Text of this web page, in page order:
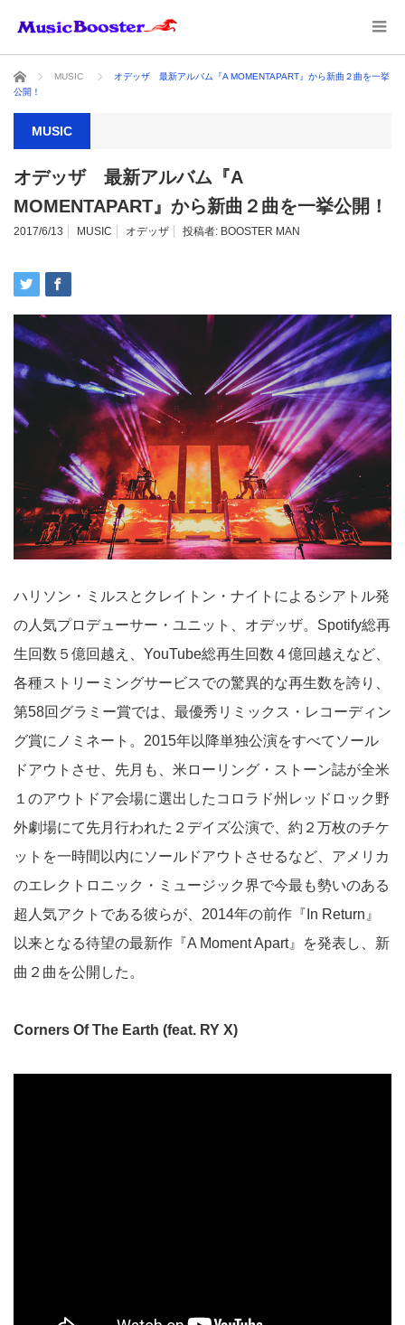
ホーム MUSIC
オデッザ 最新アルバム『A MOMENTAPART』から新曲２曲を一挙
公開！
MUSIC
オデッザ 最新アルバム『A
MOMENTAPART』から新曲２曲を一挙公開！
2017/6/13 MUSIC オデッザ 投稿者: BOOSTER MAN
ハリソン・ミルスとクレイトン・ナイトによるシアトル発
の人気プロデューサー・ユニット、オデッザ。Spotify総再
生回数５億回越え、YouTube総再生回数４億回越えなど、
各種ストリーミングサービスでの驚異的な再生数を誇り、
第58回グラミー賞では、最優秀リミックス・レコーディン
グ賞にノミネート。2015年以降単独公演をすべてソール
ドアウトさせ、先月も、米ローリング・ストーン誌が全米
１のアウトドア会場に選出したコロラド州レッドロック野
外劇場にて先月行われた２デイズ公演で、約２万枚のチケ
ットを一時間以内にソールドアウトさせるなど、アメリカ
のエレクトロニック・ミュージック界で今最も勢いのある
超人気アクトである彼らが、2014年の前作『In Return』
以来となる待望の最新作『A Moment Apart』を発表し、新
曲２曲を公開した。
Corners Of The Earth (feat. RY X)